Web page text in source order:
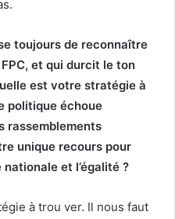
toujours de reconnaître
et qui durcit le ton
est votre stratégie à
politique échoue
rassemblements
unique recours pour
et l’égalité ?
à trou ver. Il nous faut